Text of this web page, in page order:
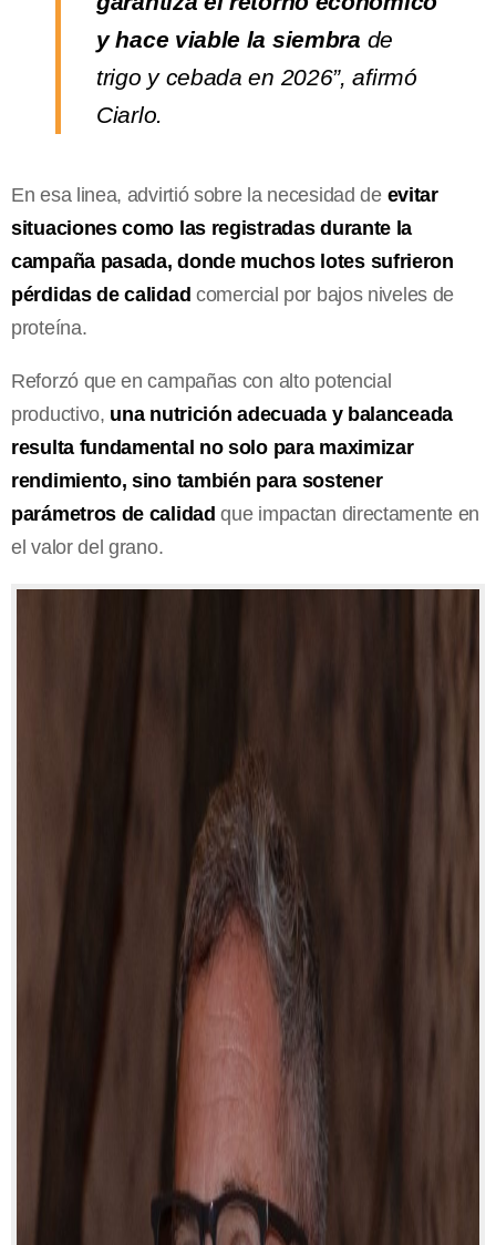
y hace viable la siembra de
trigo y cebada en 2026”, afirmó
Ciarlo.
En esa linea, advirtió sobre la necesidad de evitar
situaciones como las registradas durante la
campaña pasada, donde muchos lotes sufrieron
pérdidas de calidad comercial por bajos niveles de
proteína.
Reforzó que en campañas con alto potencial
productivo, una nutrición adecuada y balanceada
resulta fundamental no solo para maximizar
rendimiento, sino también para sostener
parámetros de calidad que impactan directamente en
el valor del grano.